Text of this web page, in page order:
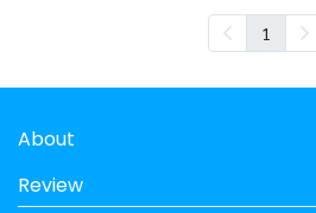
1
About
Review